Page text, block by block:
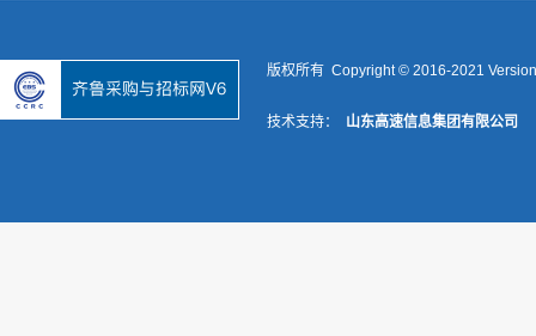
版权所有 Copyright © 2016-2021
技术支持： 山东高速信息集团有限公司